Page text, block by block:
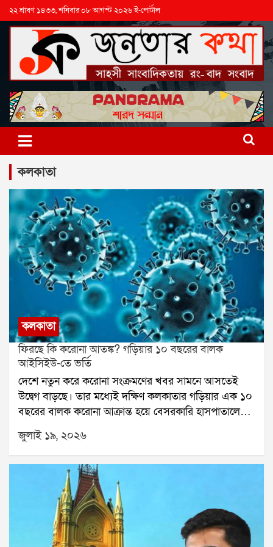
২২ শ্রাবণ ১৪৩৩, শনিবার ০৮ আগস্ট ২০২৬ ই-পোর্টাল
কলকাতা
কলকাতা
ফিরছে কি করোনা আতঙ্ক? গড়িয়ার ১০ বছরের বালক
আইসিইউ-তে ভর্তি
দেশে নতুন করে করোনা সংক্রমণের খবর সামনে আসতেই
উদ্বেগ বাড়ছে। তার মধ্যেই দক্ষিণ কলকাতার গড়িয়ার এক ১০
বছরের বালক করোনা আক্রান্ত হয়ে বেসরকারি হাসপাতালে
ভর্তি হয়েছে। হাসপাতাল সূত্রে জানা গিয়েছে, শনিবার সকালে
জ্বর, কাশি ও শ্বাসকষ্টের উপসর্গ নিয়ে তাকে হাসপাতালে আনা
হয়।চিকিৎসকদের সন্দেহ হওয়ায় শিশুটির সোয়াব পরীক্ষা
করা হয়। রিপোর্টে সে করোনা পজিটিভ বলে ধরা পড়ে। এরপর
তাকে হাসপাতালের আইসিইউ-র আইসোলেশন ইউনিটে
স্থানান্তর করা হয়েছে।শিশু বিশেষজ্ঞ সাহেলি দাশগুপ্ত
জানিয়েছেন, বালকটি গত তিন-চার দিন ধরে জ্বর, সর্দি ও
কাশিতে ভুগছিল। এক্স-রে পরীক্ষায় তার ডান ফুসফুসে
জুলাই ১৯, ২০২৬